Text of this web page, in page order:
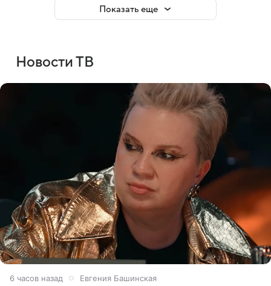
Показать еще
Новости ТВ
6 часов назад Евгения Башинская